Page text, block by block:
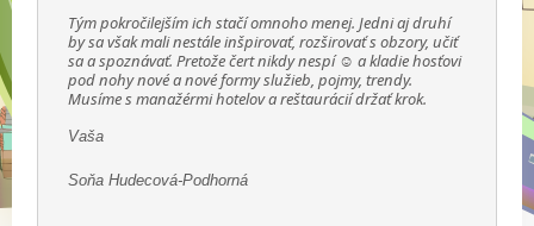
Tým pokročilejším ich stačí omnoho menej. Jedni aj druhí
by sa však mali nestále inšpirovať, rozširovať s obzory, učiť
sa a spoznávať. Pretože čert nikdy nespí ☺ a kladie hosťovi
pod nohy nové a nové formy služieb, pojmy, trendy.
Musíme s manažérmi hotelov a reštaurácií držať krok.
Vaša
Soňa Hudecová-Podhorná